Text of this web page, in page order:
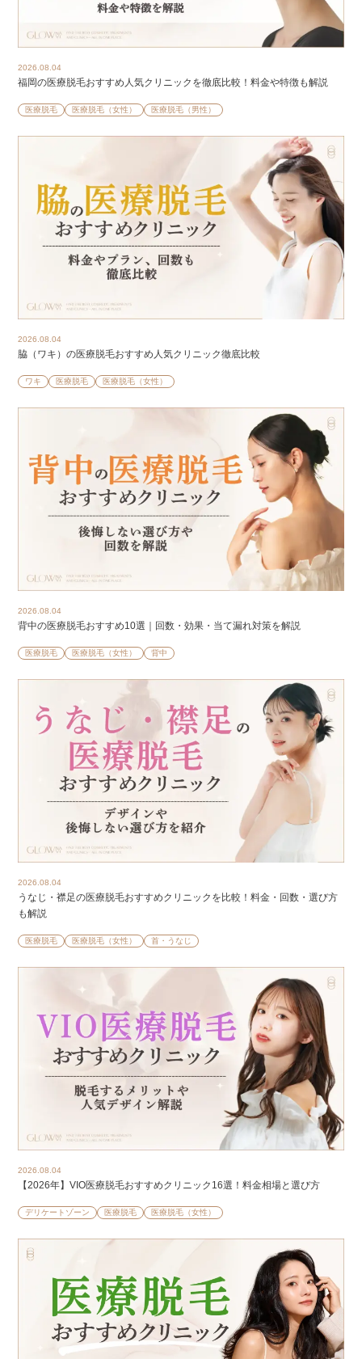
2026.08.04
福岡の医療脱毛おすすめ人気クリニックを徹底比較！料金や特徴も解説
医療脱毛 医療脱毛（女性） 医療脱毛（男性）
2026.08.04
脇（ワキ）の医療脱毛おすすめ人気クリニック徹底比較
ワキ 医療脱毛 医療脱毛（女性）
2026.08.04
背中の医療脱毛おすすめ10選｜回数・効果・当て漏れ対策を解説
医療脱毛 医療脱毛（女性） 背中
2026.08.04
うなじ・襟足の医療脱毛おすすめクリニックを比較！料金・回数・選び方
も解説
医療脱毛 医療脱毛（女性） 首・うなじ
2026.08.04
【2026年】VIO医療脱毛おすすめクリニック16選！料金相場と選び方
デリケートゾーン 医療脱毛 医療脱毛（女性）